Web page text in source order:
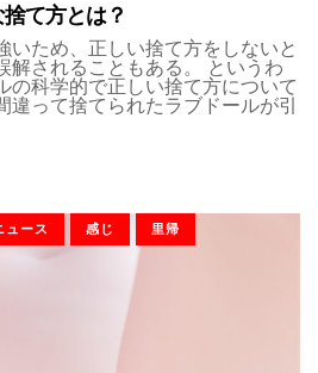
て方とは？
いため、正しい捨て方をしないと
解されることもある。 というわ
の科学的で正しい捨て方について
違って捨てられたラブドールが引
ュース 感じ 里帰